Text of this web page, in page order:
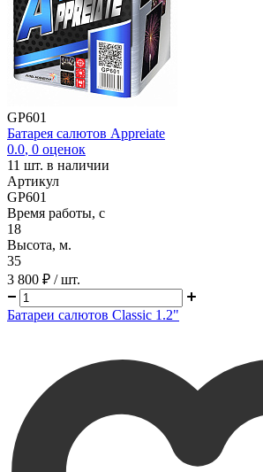
GP601
Батарея салютов Appreiate
0.0, 0 оценок
11 шт. в наличии
Артикул
GP601
Время работы, с
18
Высота, м.
35
3 800 ₽ / шт.
Батареи салютов Classic 1.2"